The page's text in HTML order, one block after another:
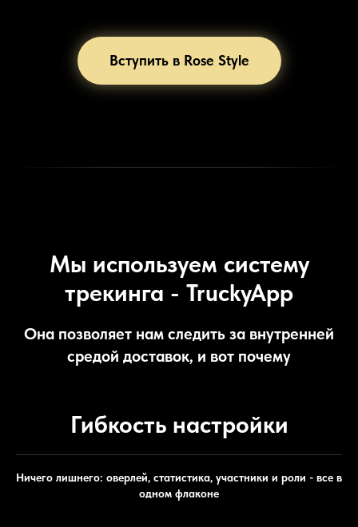
Вступить в Rose Style
Мы используем систему
трекинга - TruckyApp
Она позволяет нам следить за внутренней
средой доставок, и вот почему
Гибкость настройки
Ничего лишнего: оверлей, статистика, участники и роли - все в
одном флаконе